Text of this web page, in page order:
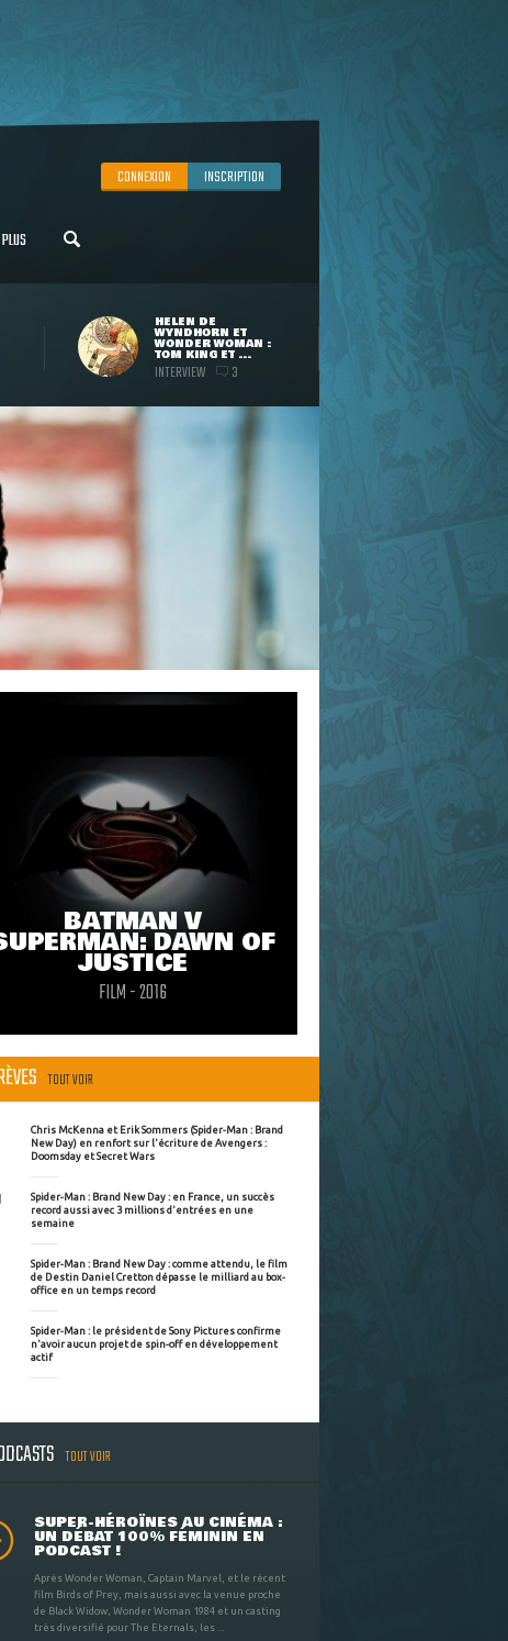
CONNEXION INSCRIPTION
PLUS
HELEN DE
WYNDHORN ET
WONDER WOMAN :
TOM KING ET ...
INTERVIEW 3
BATMAN V
DAWN OF
JUSTICE
FILM - 2016
TOUT VOIR
Chris McKenna et Erik Sommers (Spider-Man : Brand
New Day) en renfort sur l'écriture de Avengers :
Doomsday et Secret Wars
Spider-Man : Brand New Day : en France, un succès
record aussi avec 3 millions d'entrées en une
semaine
Spider-Man : Brand New Day : comme attendu, le film
de Destin Daniel Cretton dépasse le milliard au box-
office en un temps record
Spider-Man : le président de Sony Pictures confirme
n'avoir aucun projet de spin-off en développement
actif
TOUT VOIR
SUPER-HÉROÏNES AU CINÉMA :
UN DÉBAT 100% FÉMININ EN
PODCAST !
Après Wonder Woman, Captain Marvel, et le récent
film Birds of Prey, mais aussi avec la venue proche
de Black Widow, Wonder Woman 1984 et un casting
très diversifié pour The Eternals, les ...